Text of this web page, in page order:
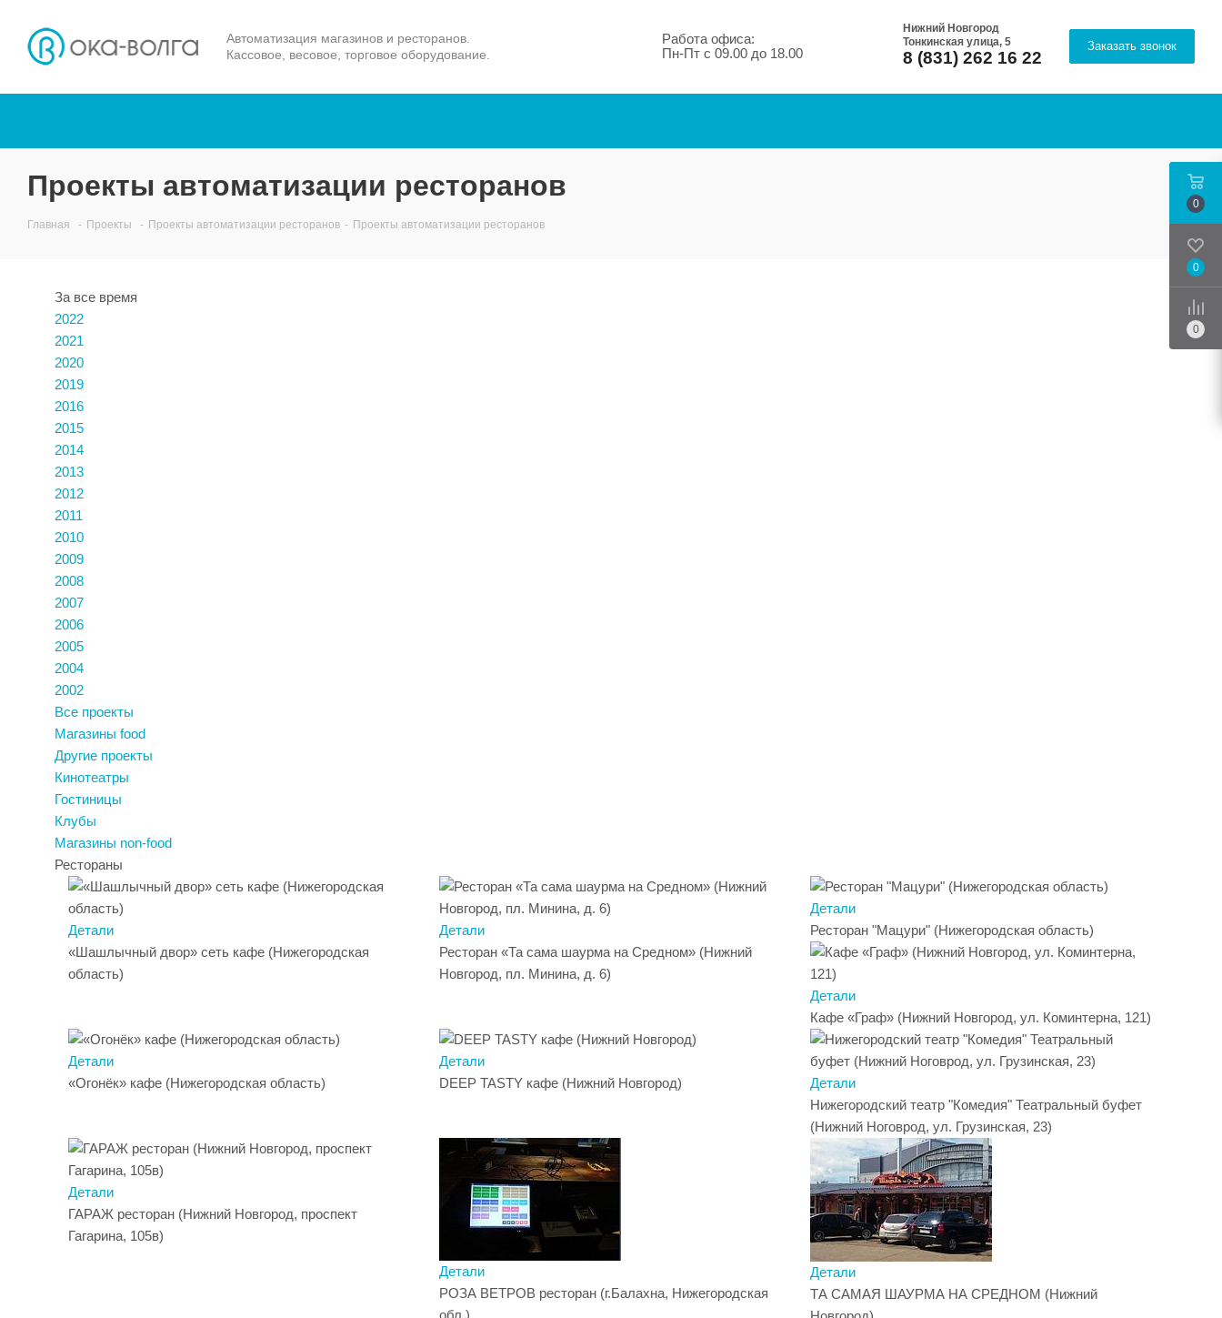
Автоматизация магазинов и ресторанов.
Кассовое, весовое, торговое оборудование.
Работа офиса:
Пн-Пт с 09.00 до 18.00
Нижний Новгород
Тонкинская улица, 5
8 (831) 262 16 22
Заказать звонок
Проекты автоматизации ресторанов
Главная - Проекты - Проекты автоматизации ресторанов - Проекты автоматизации ресторанов
За все время
2022
2021
2020
2019
2016
2015
2014
2013
2012
2011
2010
2009
2008
2007
2006
2005
2004
2002
Все проекты
Магазины food
Другие проекты
Кинотеатры
Гостиницы
Клубы
Магазины non-food
Рестораны
Детали
«Шашлычный двор» сеть кафе (Нижегородская
область)
Детали
Ресторан «Та сама шаурма на Средном» (Нижний
Новгород, пл. Минина, д. 6)
Детали
Ресторан "Мацури" (Нижегородская область)
Детали
Кафе «Граф» (Нижний Новгород, ул. Коминтерна, 121)
Детали
«Огонёк» кафе (Нижегородская область)
Детали
DEEP TASTY кафе (Нижний Новгород)
Детали
Нижегородский театр "Комедия" Театральный буфет
(Нижний Ноговрод, ул. Грузинская, 23)
Детали
ГАРАЖ ресторан (Нижний Новгород, проспект
Гагарина, 105в)
Детали
РОЗА ВЕТРОВ ресторан (г.Балахна, Нижегородская
обл.)
Детали
ТА САМАЯ ШАУРМА НА СРЕДНОМ (Нижний
0
0
0